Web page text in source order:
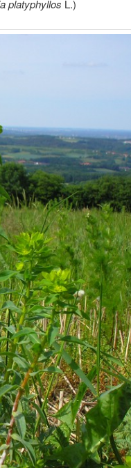
platyphyllos L.)